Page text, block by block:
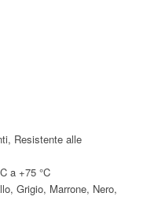
Resistente alle
a +75 °C
Grigio, Marrone, Nero,